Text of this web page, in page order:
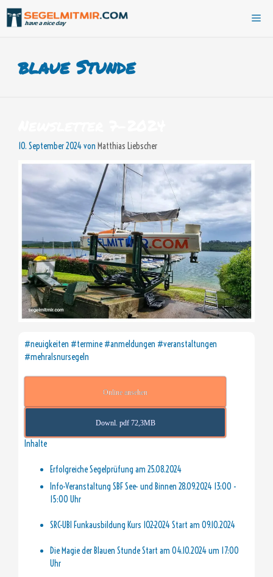
Zum
Inhalt
springen
blaue Stunde
10. September 2024von Matthias Liebscher
#neuigkeiten #termine #anmeldungen #veranstaltungen
#mehralsnursegeln
Online ansehen
Downl. pdf 72,3MB
Inhalte
Erfolgreiche Segelprüfung am 25.08.2024
Info-Veranstaltung SBF See- und Binnen 28.09.2024 13:00 -
15:00 Uhr
SRC-UBI Funkausbildung Kurs 102-2024 Start am 09.10.2024
Die Magie der Blauen Stunde Start am 04.10.2024 um 17:00
Uhr